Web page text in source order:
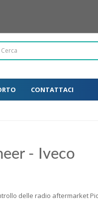
CONTATTACI
- Iveco
delle radio aftermarket